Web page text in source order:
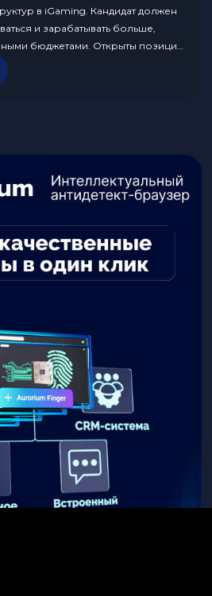
в iGaming. Кандидат должен
и зарабатывать больше,
бюджетами. Открыты позиции
включая Tier 1, Tier 2 и Tier 3.
на всех этапах, а также